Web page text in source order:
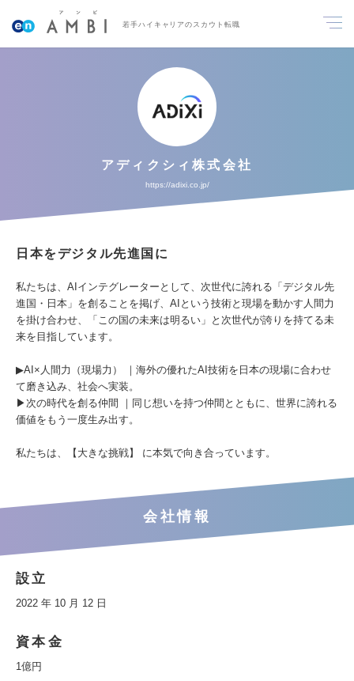
若手ハイキャリアのスカウト転職
アディクシィ株式会社
https://adixi.co.jp/
日本をデジタル先進国に
私たちは、AIインテグレーターとして、次世代に誇れる「デジタル先
進国・日本」を創ることを掲げ、AIという技術と現場を動かす人間力
を掛け合わせ、「この国の未来は明るい」と次世代が誇りを持てる未
来を目指しています。
▶AI×人間力（現場力） ｜海外の優れたAI技術を日本の現場に合わせ
て磨き込み、社会へ実装。
▶次の時代を創る仲間 ｜同じ想いを持つ仲間とともに、世界に誇れる
価値をもう一度生み出す。
私たちは、【大きな挑戦】 に本気で向き合っています。
会社情報
設立
2022 年 10 月 12 日
資本金
1億円